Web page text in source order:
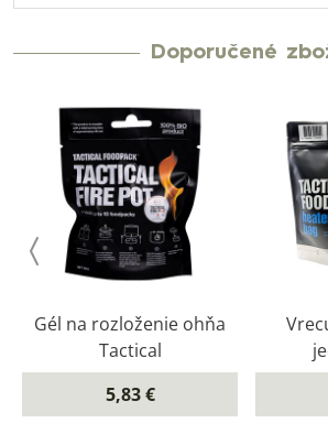
Doporučené
Gél na rozloženie ohňa
Tactical
5,83 €